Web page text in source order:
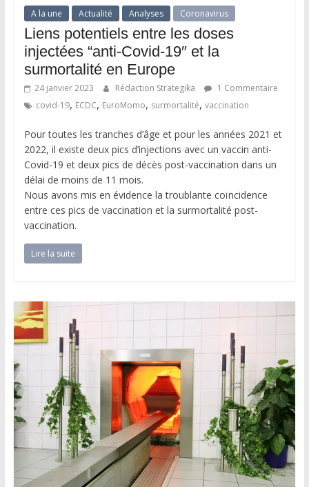
A la une Actualité Analyses Coronavirus
Liens potentiels entre les doses
injectées “anti-Covid-19″ et la
surmortalité en Europe
24 janvier 2023 Rédaction Strategika
1 Commentaire
covid-19, ECDC, EuroMomo, surmortalité, vaccination
Pour toutes les tranches d’âge et pour les années 2021 et
2022, il existe deux pics d’injections avec un vaccin anti-
Covid-19 et deux pics de décès post-vaccination dans un
délai de moins de 11 mois.
Nous avons mis en évidence la troublante coïncidence
entre ces pics de vaccination et la surmortalité post-
vaccination.
Lire la suite